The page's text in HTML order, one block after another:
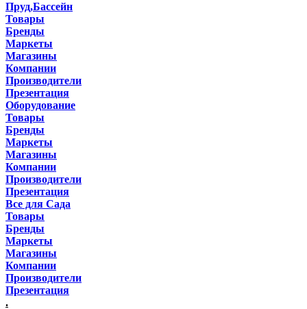
Пруд,Бассейн
Товары
Бренды
Маркеты
Магазины
Компании
Производители
Презентация
Оборудование
Товары
Бренды
Маркеты
Магазины
Компании
Производители
Презентация
Все для Сада
Товары
Бренды
Маркеты
Магазины
Компании
Производители
Презентация
.